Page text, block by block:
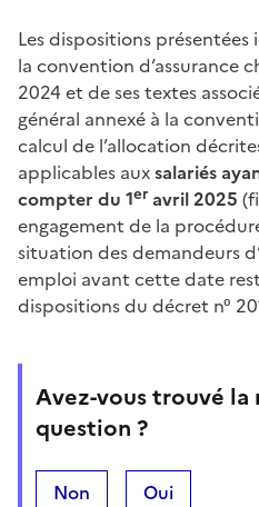
Les dispositions
la convention d’assurance
2024 et de ses textes
général annexé à la
calcul de l’allocation
applicables auxsalariés
compter du 1er avril 2025
engagement de la
situation des demandeurs
emploi avant cette date
dispositions du décret n°
Avez-vous trouvé la
question ?
Non Oui